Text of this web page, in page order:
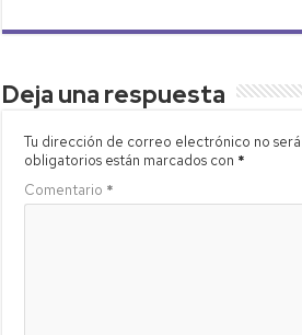
Deja una respuesta
Tu dirección de correo electrónico no
obligatorios están marcados con *
Comentario *